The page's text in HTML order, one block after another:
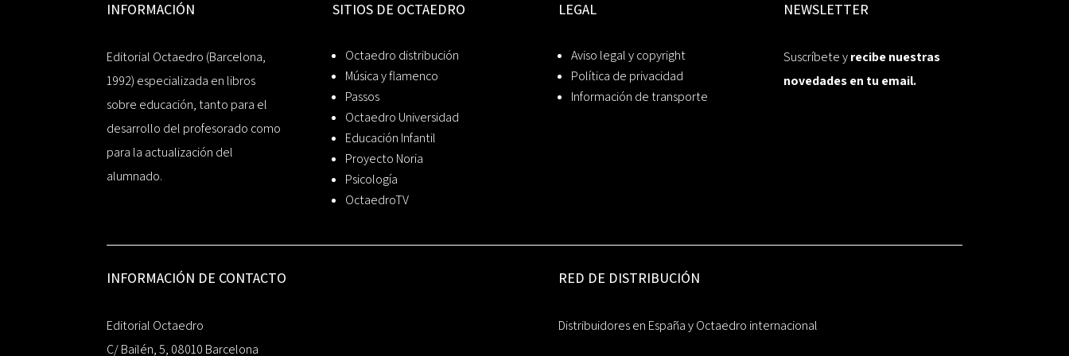
INFORMACIÓN
Editorial Octaedro (Barcelona,
1992) especializada en libros
sobre educación, tanto para el
desarrollo del profesorado como
para la actualización del
alumnado.
SITIOS DE OCTAEDRO
Octaedro distribución
Música y flamenco
Passos
Octaedro Universidad
Educación Infantil
Proyecto Noria
Psicología
OctaedroTV
LEGAL
Aviso legal y copyright
Política de privacidad
Información de transporte
NEWSLETTER
Suscríbete yrecibe nuestras
novedades en tu email.
INFORMACIÓN DE CONTACTO
Editorial Octaedro
C/ Bailén, 5, 08010 Barcelona
RED DE DISTRIBUCIÓN
Distribuidores en España y Octaedro internacional